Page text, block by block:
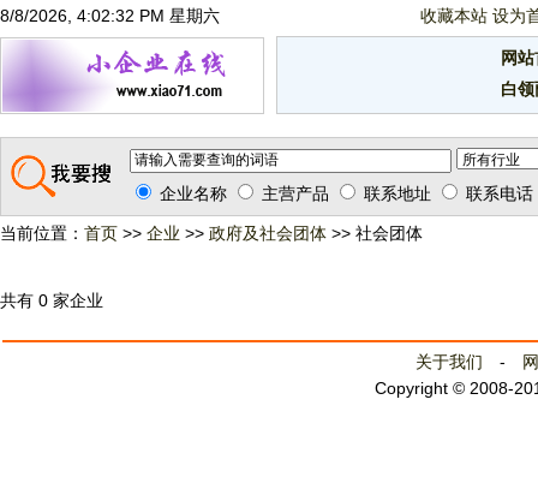
8/8/2026, 4:02:33 PM 星期六 收藏本站 设为
网
白
企业名称 主营产品 联系地址 联系电话
当前位置： 首页 >> 企业 >> 政府及社会团体 >> 社会团体
共有 0 家企业
关于我们 -
Copyright © 2008-